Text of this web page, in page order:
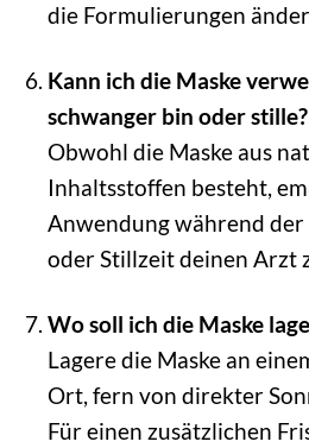
die Formulierungen
Kann ich die Maske
schwanger bin oder stille?
Obwohl die Maske aus
Inhaltsstoffen besteht,
Anwendung während
oder Stillzeit deinen Arzt
Wo soll ich die Maske
Lagere die Maske an
Ort, fern von direkter
Für einen zusätzlichen